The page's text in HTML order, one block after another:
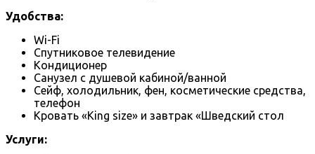
Удобства:
Wi-Fi
Спутниковое телевидение
Кондиционер
Санузел с душевой кабиной/ванной
Сейф, холодильник, фен, косметические средства,
телефон
Кровать «King size» и завтрак «Шведский стол
Услуги: